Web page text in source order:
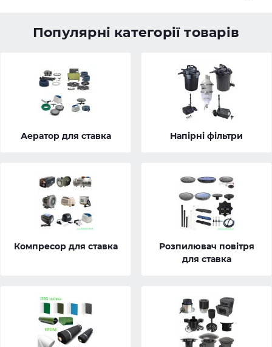
Популярні категорії товарів
Аератор для ставка Напірні фільтри
Компресор для ставка
Розпилювач повітря
для ставка